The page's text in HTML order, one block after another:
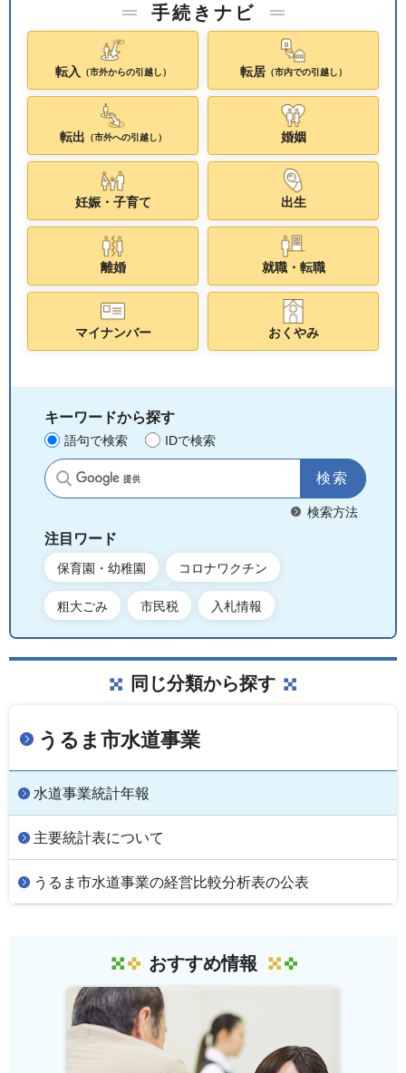
手続きナビ
転入 （市外からの引越し） 転居（市内での引越し）
転出 （市外への引越し） 婚姻
妊娠・子育て 出生
離婚 就職・転職
マイナンバー おくやみ
キーワードから探す
語句で検索 IDで検索
サイト内検索
検索方法
注目ワード
保育園・幼稚園 コロナワクチン
粗大ごみ 市民税 入札情報
同じ分類から探す
うるま市水道事業
水道事業統計年報
主要統計表について
うるま市水道事業の経営比較分析表の公表
おすすめ情報